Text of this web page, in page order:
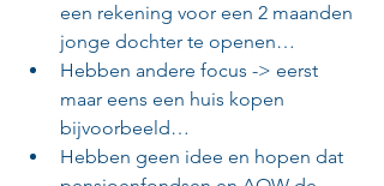
een rekening voor een 2 maanden
jonge dochter te openen…
Hebben andere focus -> eerst
maar eens een huis kopen
bijvoorbeeld…
Hebben geen idee en hopen dat